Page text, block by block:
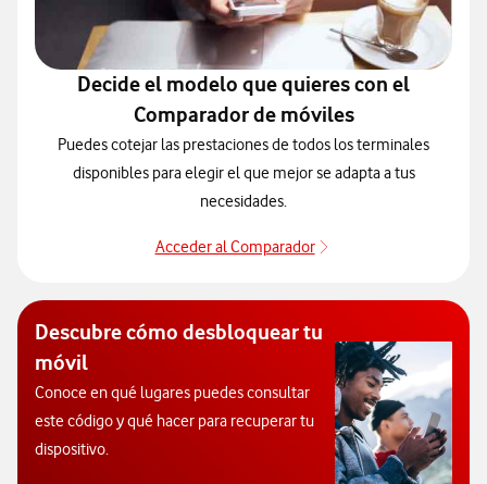
Decide el modelo que quieres con el
Comparador de móviles
Puedes cotejar las prestaciones de todos los terminales
disponibles para elegir el que mejor se adapta a tus
necesidades.
Acceder al Comparador
Descubre cómo desbloquear tu
móvil
Conoce en qué lugares puedes consultar
este código y qué hacer para recuperar tu
dispositivo.